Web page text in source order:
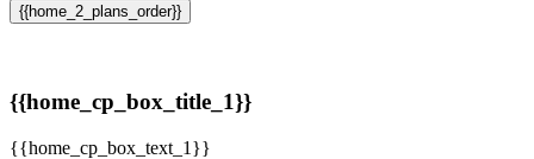
{{home_2_plans_order}}
{{home_cp_box_title_1}}
{{home_cp_box_text_1}}